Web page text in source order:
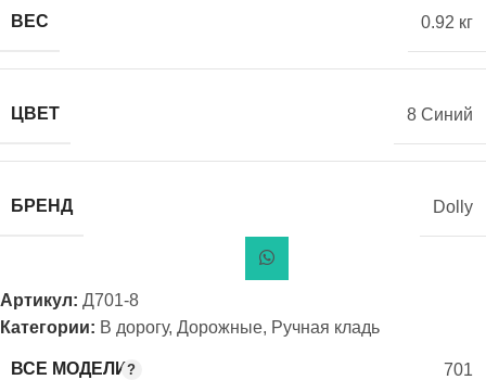
ВЕС 0.92 кг
ЦВЕТ 8 Синий
БРЕНД Dolly
Артикул: Д701-8
Категории: В дорогу, Дорожные, Ручная кладь
ВСЕ МОДЕЛИ 701